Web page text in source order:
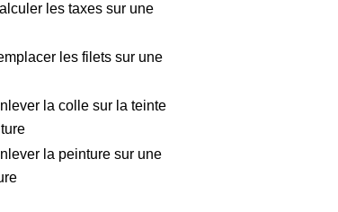
les taxes sur une
les filets sur une
la colle sur la teinte
la peinture sur une